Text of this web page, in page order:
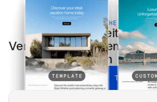
BUILT FOR THE MODERN
Hochzeiten und
Veranstaltungen
for every screen &
UNLOCK ALL